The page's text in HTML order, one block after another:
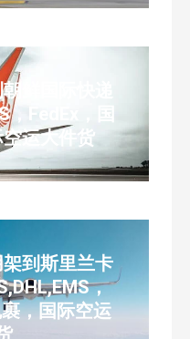
鲜国际快递
，FedEx，国
运大件货
到斯里兰卡
，
，国际空运